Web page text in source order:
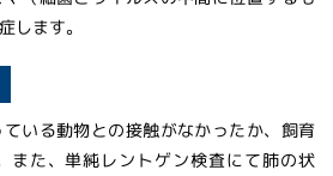
します。
いる動物との接触がなかったか、飼育
また、単純レントゲン検査にて肺の状